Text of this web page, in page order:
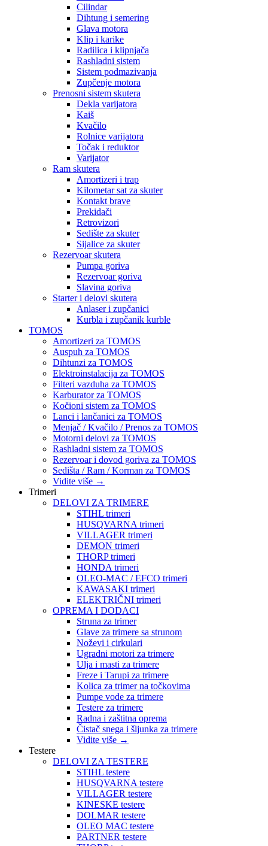
Cilindar
Dihtung i semering
Glava motora
Klip i karike
Radilica i klipnjača
Rashladni sistem
Sistem podmazivanja
Zupčenje motora
Prenosni sistem skutera
Dekla varijatora
Kaiš
Kvačilo
Rolnice varijatora
Točak i reduktor
Varijator
Ram skutera
Amortizeri i trap
Kilometar sat za skuter
Kontakt brave
Prekidači
Retrovizori
Sedište za skuter
Sijalice za skuter
Rezervoar skutera
Pumpa goriva
Rezervoar goriva
Slavina goriva
Starter i delovi skutera
Anlaser i zupčanici
Kurbla i zupčanik kurble
TOMOS
Amortizeri za TOMOS
Auspuh za TOMOS
Dihtunzi za TOMOS
Elektroinstalacija za TOMOS
Filteri vazduha za TOMOS
Karburator za TOMOS
Kočioni sistem za TOMOS
Lanci i lančanici za TOMOS
Menjač / Kvačilo / Prenos za TOMOS
Motorni delovi za TOMOS
Rashladni sistem za TOMOS
Rezervoar i dovod goriva za TOMOS
Sedišta / Ram / Korman za TOMOS
Vidite više →
Trimeri
DELOVI ZA TRIMERE
STIHL trimeri
HUSQVARNA trimeri
VILLAGER trimeri
DEMON trimeri
THORP trimeri
HONDA trimeri
OLEO-MAC / EFCO trimeri
KAWASAKI trimeri
ELEKTRIČNI trimeri
OPREMA I DODACI
Struna za trimer
Glave za trimere sa strunom
Noževi i cirkulari
Ugradni motori za trimere
Ulja i masti za trimere
Freze i Tarupi za trimere
Kolica za trimer na točkovima
Pumpe vode za trimere
Testere za trimere
Radna i zaštitna oprema
Čistač snega i šljunka za trimere
Vidite više →
Testere
DELOVI ZA TESTERE
STIHL testere
HUSQVARNA testere
VILLAGER testere
KINESKE testere
DOLMAR testere
OLEO MAC testere
PARTNER testere